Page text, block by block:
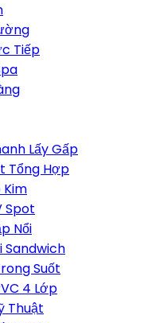
Tiếp
Lấy Gấp
Tổng Hợp
Kim
Spot
Nổi
Sandwich
Suốt
4 Lớp
Thuật